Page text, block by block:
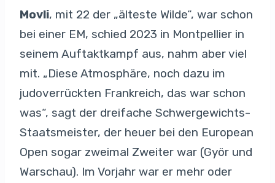
Movli, mit 22 der „älteste Wilde“, war schon
bei einer EM, schied 2023 in Montpellier in
seinem Auftaktkampf aus, nahm aber viel
mit. „Diese Atmosphäre, noch dazu im
judoverrückten Frankreich, das war schon
was“, sagt der dreifache Schwergewichts-
Staatsmeister, der heuer bei den European
Open sogar zweimal Zweiter war (Györ und
Warschau). Im Vorjahr war er mehr oder